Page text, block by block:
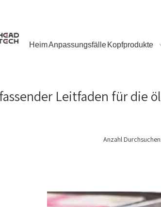
HeimAnpassungsfälle Kopfprodukte
Leitfaden für die
Anzahl Durchsuchen: